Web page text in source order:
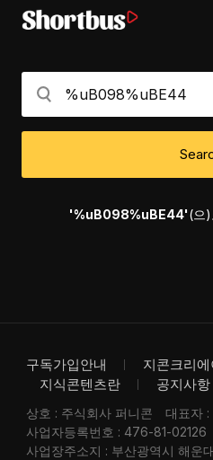
'%uB098%uBE44'(으
구독가입안내
지콘크리
지식콘텐츠란
공지사항
상호 : 주식회사 퍼니콘
대표자 :
사업자등록번호 : 476-81-02126
사업장주소지 : 부산광역시 해운